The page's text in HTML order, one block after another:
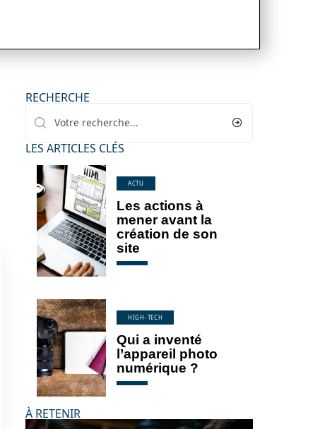
RECHERCHE
LES ARTICLES CLÉS
ACTU
Les actions à
mener avant la
création de son
site
HIGH-TECH
Qui a inventé
l’appareil photo
numérique ?
À RETENIR